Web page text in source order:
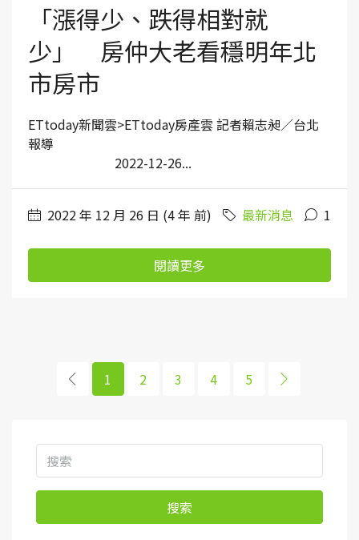
「漲得少、跌得相對就
少」 房仲大老看穩明年北
市房市
ETtoday新聞雲>ETtoday房產雲 記者賴志昶／台北
報導
2022-12-26...
2022 年 12 月 26 日 (4 年 前) 最新消息 1
閱讀更多
1 2 3 4 5
搜索